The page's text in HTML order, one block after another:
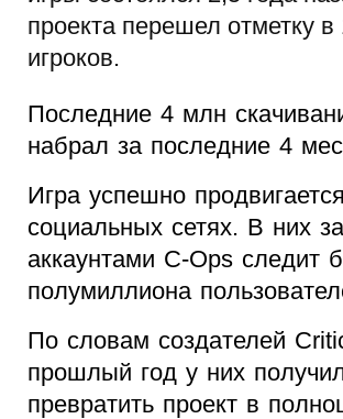
проекта перешел отметку
игроков.
Последние 4 млн
набрал за последние 4
Игра успешно
социальных сетях. В них за
аккаунтами C-Ops следит
полумиллиона
По словам создателей
прошлый год у них
превратить проект в